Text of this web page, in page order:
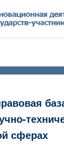
сферах